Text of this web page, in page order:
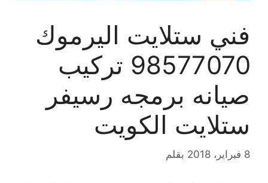
فني ستلايت اليرموك
98577070 تركيب
صيانه برمجه رسيفر
ستلايت الكويت
8 فبراير، 2018 بقلم